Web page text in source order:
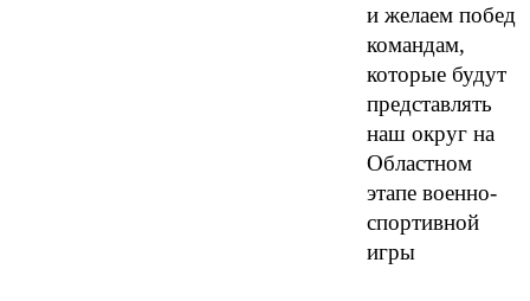
и желаем побед
командам,
которые будут
представлять
наш округ на
Областном
этапе военно-
спортивной
игры